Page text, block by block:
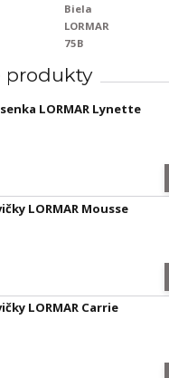
Biela
LORMAR
75B
produkty
LORMAR Lynette
LORMAR Mousse
LORMAR Carrie